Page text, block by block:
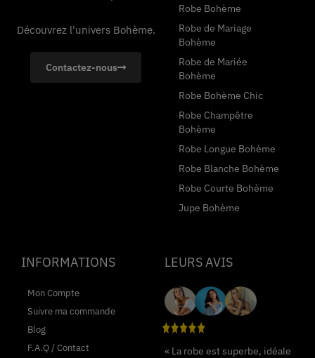
Découvrez l'univers Bohème.
Contactez-nous
Robe Bohème
Robe de Mariage
Bohème
Robe de Mariée
Bohème
Robe Bohème Chic
Robe Champêtre
Bohème
Robe Longue Bohème
Robe Blanche Bohème
Robe Courte Bohème
Jupe Bohème
INFORMATIONS
Mon Compte
Suivre ma commande
Blog
F.A.Q / Contact
LEURS AVIS
« La robe est superbe, idéale